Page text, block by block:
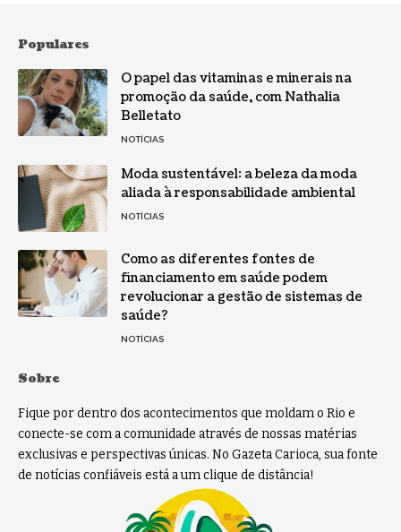
Populares
O papel das vitaminas e minerais na
promoção da saúde, com Nathalia
Belletato
NOTÍCIAS
Moda sustentável: a beleza da moda
aliada à responsabilidade ambiental
NOTÍCIAS
Como as diferentes fontes de
financiamento em saúde podem
revolucionar a gestão de sistemas de
saúde?
NOTÍCIAS
Sobre
Fique por dentro dos acontecimentos que moldam o Rio e
conecte-se com a comunidade através de nossas matérias
exclusivas e perspectivas únicas. No Gazeta Carioca, sua fonte
de notícias confiáveis está a um clique de distância!